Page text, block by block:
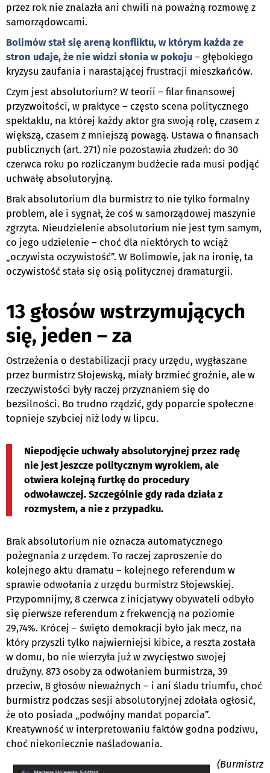
przez rok nie znalazła ani chwili na poważną rozmowę z
samorządowcami.
Bolimów stał się areną konfliktu, w którym każda ze
stron udaje, że nie widzi słonia w pokoju – głębokiego
kryzysu zaufania i narastającej frustracji mieszkańców.
Czym jest absolutorium? W teorii – filar finansowej
przyzwoitości, w praktyce – często scena politycznego
spektaklu, na której każdy aktor gra swoją rolę, czasem z
większą, czasem z mniejszą powagą. Ustawa o finansach
publicznych (art. 271) nie pozostawia złudzeń: do 30
czerwca roku po rozliczanym budżecie rada musi podjąć
uchwałę absolutoryjną.
Brak absolutorium dla burmistrz to nie tylko formalny
problem, ale i sygnał, że coś w samorządowej maszynie
zgrzyta. Nieudzielenie absolutorium nie jest tym samym,
co jego udzielenie – choć dla niektórych to wciąż
„oczywista oczywistość”. W Bolimowie, jak na ironię, ta
oczywistość stała się osią politycznej dramaturgii.
13 głosów wstrzymujących
się, jeden – za
Ostrzeżenia o destabilizacji pracy urzędu, wygłaszane
przez burmistrz Słojewską, miały brzmieć groźnie, ale w
rzeczywistości były raczej przyznaniem się do
bezsilności. Bo trudno rządzić, gdy poparcie społeczne
topnieje szybciej niż lody w lipcu.
Niepodjęcie uchwały absolutoryjnej przez radę
nie jest jeszcze politycznym wyrokiem, ale
otwiera kolejną furtkę do procedury
odwoławczej. Szczególnie gdy rada działa z
rozmysłem, a nie z przypadku.
Brak absolutorium nie oznacza automatycznego
pożegnania z urzędem. To raczej zaproszenie do
kolejnego aktu dramatu – kolejnego referendum w
sprawie odwołania z urzędu burmistrz Słojewskiej.
Przypomnijmy, 8 czerwca z inicjatywy obywateli odbyło
się pierwsze referendum z frekwencją na poziomie
29,74%. Krócej – święto demokracji było jak mecz, na
który przyszli tylko najwierniejsi kibice, a reszta została
w domu, bo nie wierzyła już w zwycięstwo swojej
drużyny. 873 osoby za odwołaniem burmistrza, 39
przeciw, 8 głosów nieważnych – i ani śladu triumfu, choć
burmistrz podczas sesji absolutoryjnej zdołała ogłosić,
że oto posiada „podwójny mandat poparcia”.
Kreatywność w interpretowaniu faktów godna podziwu,
choć niekoniecznie naśladowania.
(Burmistrz